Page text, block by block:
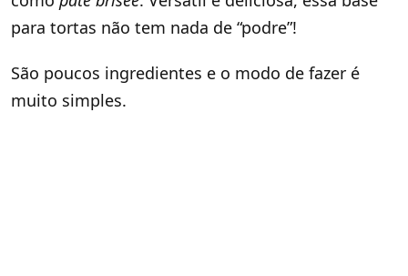
para tortas não tem nada de “podre”!
São poucos ingredientes e o modo de fazer é
muito simples.